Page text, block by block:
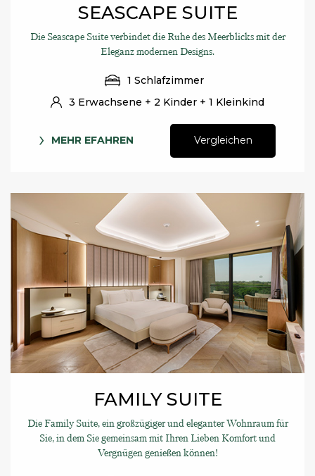
SEASCAPE SUITE
Die Seascape Suite verbindet die Ruhe des Meerblicks mit der
Eleganz modernen Designs.
1 Schlafzimmer
3 Erwachsene + 2 Kinder + 1 Kleinkind
MEHR EFAHREN Vergleichen
FAMILY SUITE
Die Family Suite, ein großzügiger und eleganter Wohnraum für
Sie, in dem Sie gemeinsam mit Ihren Lieben Komfort und
Vergnügen genießen können!